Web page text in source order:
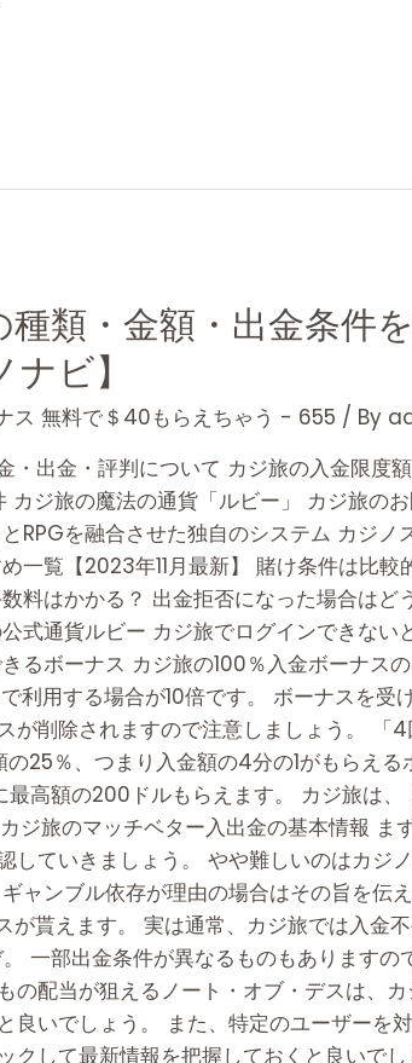
類・金額・出金条件
ビ】
ス 無料で＄40もらえちゃう - 655 / By
出金・評判について カジ旅の入金限度
ジ旅の魔法の通貨「ルビー」 カジ旅の
RPGを融合させた独自のシステム カジノ
一覧【2023年11月最新】 賭け条件は比較
料はかかる？ 出金拒否になった場合はど
式通貨ルビー カジ旅でログインできない
ボーナス カジ旅の100％入金ボーナスの
利用する場合が10倍です。 ボーナスを受
削除されますので注意しましょう。 「
25％、つまり入金額の4分の1がもらえる
高額の200ドルもらえます。 カジ旅は、
旅のマッチベター入出金の基本情報 ま
ていきましょう。 やや難しいのはカジ
ャンブル依存が理由の場合はその旨を伝
貰えます。 実は通常、カジ旅では入金
一部出金条件が異なるものもありますの
配当が狙えるノート・オブ・デスは、
いでしょう。 また、特定のユーザーを
して最新情報を把握しておくと良いで